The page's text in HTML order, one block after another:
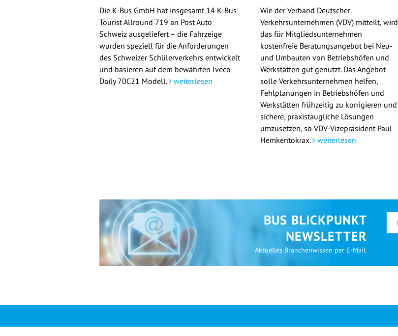
Die K-Bus GmbH hat insgesamt 14 K-Bus
Tourist Allround 719 an Post Auto
Schweiz ausgeliefert – die Fahrzeige
wurden speziell für die Anforderungen
des Schweizer Schülerverkehrs entwickelt
und basieren auf dem bewährten Iveco
Daily 70C21 Modell.
weiterlesen
Wie der Verband Deutscher
Verkehrsunternehmen (VDV) mitteilt, wird
das für Mitgliedsunternehmen
kostenfreie Beratungsangebot bei Neu-
und Umbauten von Betriebshöfen und
Werkstätten gut genutzt. Das Angebot
solle Verkehrsunternehmen helfen,
Fehlplanungen in Betriebshöfen und
Werkstätten frühzeitig zu korrigieren und
sichere, praxistaugliche Lösungen
umzusetzen, so VDV-Vizepräsident Paul
Hemkentokrax. weiterlesen
BUS BLICKPUNKT
NEWSLETTER
Aktuelles Branchenwissen per E-Mail.